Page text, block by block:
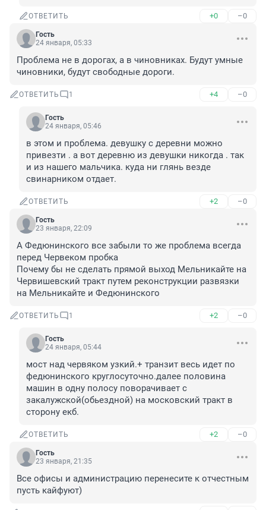
ОТВЕТИТЬ +0 –0
Гость
24 января, 05:33
Проблема не в дорогах, а в чиновниках. Будут умные
чиновники, будут свободные дороги.
ОТВЕТИТЬ 1 +4 –0
Гость
24 января, 05:46
в этом и проблема. девушку с деревни можно
привезти . а вот деревню из девушки никогда . так
и из нашего мальчика. куда ни глянь везде
свинарником отдает.
ОТВЕТИТЬ +2 –0
Гость
23 января, 22:09
А Федюнинского все забыли то же проблема всегда
перед Червеком пробка
Почему бы не сделать прямой выход Мельникайте на
Червишевский тракт путем реконструкции развязки
на Мельникайте и Федюнинского
ОТВЕТИТЬ 1 +2 –0
Гость
24 января, 05:44
мост над червяком узкий.+ транзит весь идет по
федюнинского круглосуточно.далее половина
машин в одну полосу поворачивает с
закалужской(обьездной) на московский тракт в
сторону екб.
ОТВЕТИТЬ +2 –0
Гость
23 января, 21:35
Все офисы и администрацию перенесите к отчестным
пусть кайфуют)